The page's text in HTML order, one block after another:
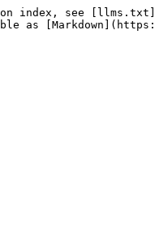
index, see
as